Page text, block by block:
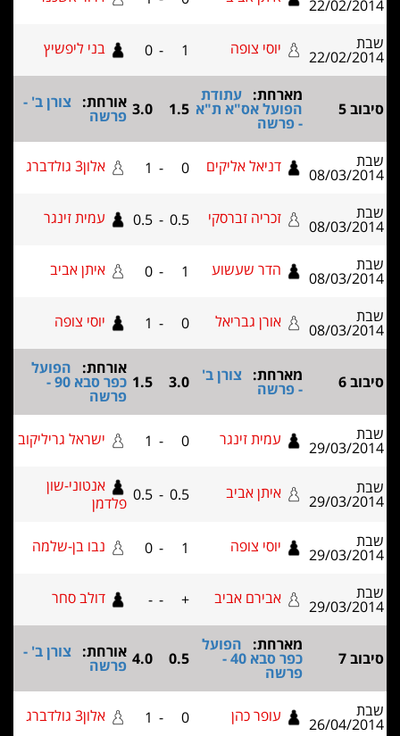
22/
22/ יוסי צופה 1 בני ליפשיץ
מארחת:עתודת
הפועל אס"א ת"א 1.5
3.0 אורחת:צורן ב' -
פרשה
08/ דניאל אליקים 0
- אלון3 גולדברג
08/ זכריה זברסקי 0.5
-
0.5 עמית זינגר
08/ הדר שעשוע 1
- איתן אביב
08/ אורן גבריאל 0 יוסי צופה
מארחת:צורן ב'
- פרשה 3.0
1.5
אורחת:הפועל
כפר סבא 90 -
29/ עמית זינגר 0 ישראל גריליקוב
29/ איתן אביב 0.5
0.5
אנטוני-שון
פלדמן
29/ יוסי צופה 1 נבו בן-שלמה
29/ אבירם אביב + דולב סחר
מארחת:הפועל
כפר סבא 40 - 0.5
4.0 אורחת:צורן ב' -
פרשה
26/ עופר כהן 0 אלון3 גולדברג